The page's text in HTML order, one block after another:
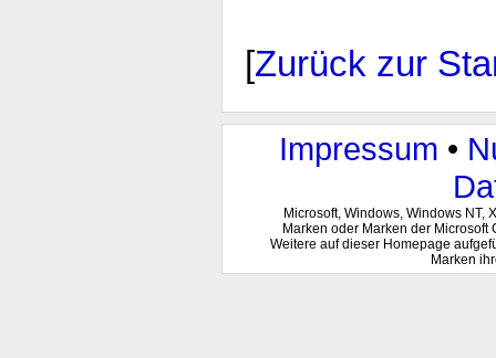
[Zurück zur
Impressum •
Microsoft, Windows, Windows NT,
Marken oder Marken der
Weitere auf dieser Homepage
Marken